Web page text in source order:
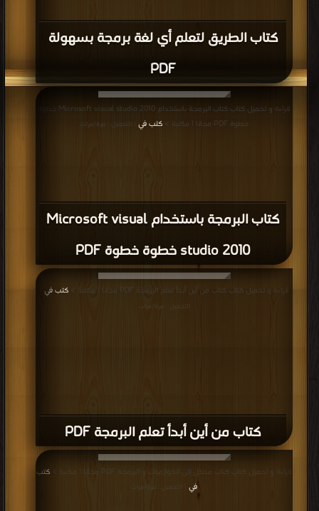
كتاب الطريق لتعلم أي لغة برمجة بسهولة
PDF
كتاب البرمجة باستخدام Microsoft visual
studio 2010 خطوة خطوة PDF
قراءة و تحميل كتاب كتاب البرمجة باستخدام Microsoft visual studio 2010 خطوة
خطوة PDF مجانا | مكتبة >
كتب في | التحميل : مرة/مرات
كتاب من أين أبدأ تعلم البرمجة PDF
قراءة و تحميل كتاب كتاب من أين أبدأ تعلم البرمجة PDF مجانا | مكتبة > كتب في
التحميل : مرة/مرات
قراءة و تحميل كتاب كتاب مدخل إلى الخوازميات و البرمجة PDF مجانا | مكتبة >
كتب
في
| التحميل : مرة/مرات